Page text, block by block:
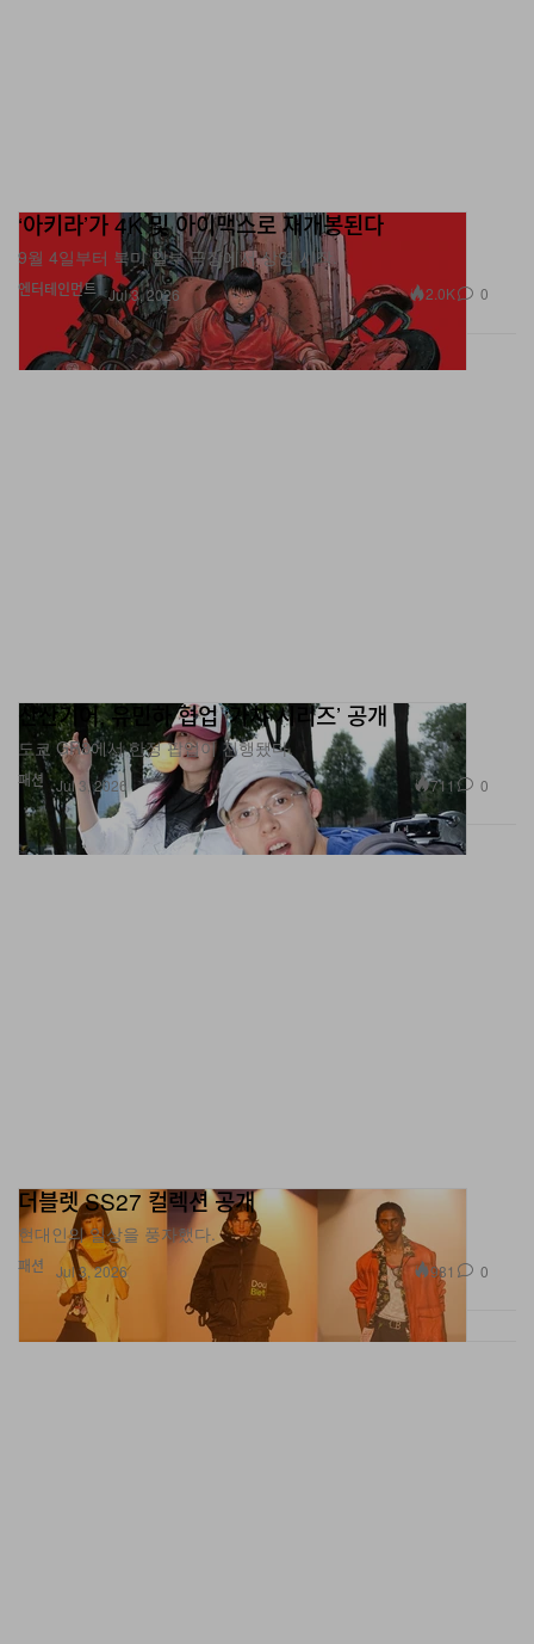
엔터테인먼트
‘아키라’가 4K 및 아이맥스로 재개봉된다
9월 4일부터 북미 일부 극장에서 상영 시작.
Jul 3, 2026 2.0K 0
패션
산산기어, 유민하 협업 ‘가챠 시리즈’ 공개
도쿄 GR8에서 한정 팝업이 진행됐다.
Jul 3, 2026 711 0
패션
더블렛 SS27 컬렉션 공개
현대인의 일상을 풍자했다.
Jul 3, 2026 981 0